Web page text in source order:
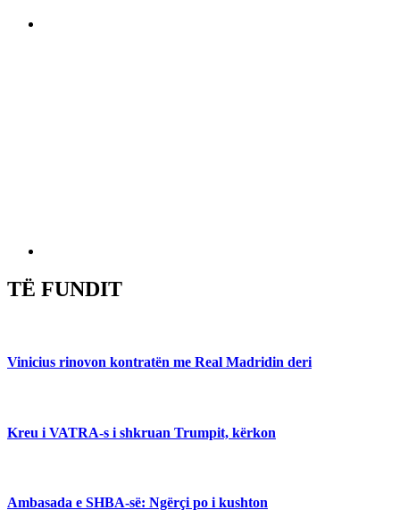
TË FUNDIT
Vinicius rinovon kontratën me Real Madridin deri
Kreu i VATRA-s i shkruan Trumpit, kërkon
Ambasada e SHBA-së: Ngërçi po i kushton